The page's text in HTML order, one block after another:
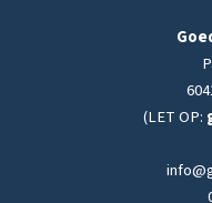
(LET OP: